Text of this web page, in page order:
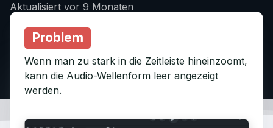
Aktualisiert vor 9 Monaten
Problem
Wenn man zu stark in die Zeitleiste hineinzoomt,
kann die Audio-Wellenform leer angezeigt
werden.